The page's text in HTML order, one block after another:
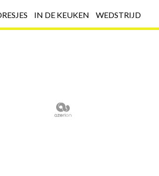
IN DE KEUKEN WEDSTRIJD